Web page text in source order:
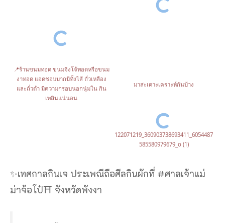
📍ร้านขนมทอด ขนมจิงโจ้ทอดหรือขนม
งาทอด แอดชอบมากมีทั้งไส้ ถั่วเหลือง
และถั่วดำ มีความกรอบนอกนุ่มใน กิน
เพลินแน่นอน
มาสะเดาะเคราะห์กันบ้าง
122071219_360903738693411_6054487
585580979679_o (1)
✨เทศกาลกินเจ ประเพณีถือศีลกินผักที่ #ศาลเจ้าแม่
ม่าจ้อโป๋⛩ จังหวัดพังงา